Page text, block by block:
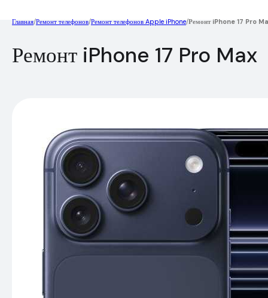
Главная/Ремонт телефонов/Ремонт телефонов Apple iPhone/Ремонт iPhone 17 Pro
Ремонт iPhone 17 Pro Max